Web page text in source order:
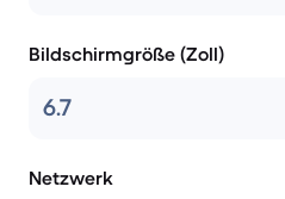
Bildschirmgröße (Zoll)
6.7
Netzwerk